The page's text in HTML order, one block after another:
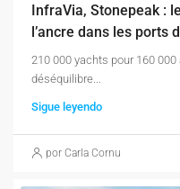
InfraVia, Stonepeak :
l’ancre dans les ports
210 000 yachts pour 160
déséquilibre...
Sigue leyendo
por Carla Cornu